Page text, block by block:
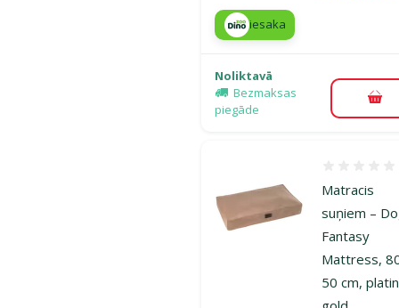
iesaka
Noliktavā
Bezmaksas
piegāde
Matracis
suņiem –
Fantasy
Mattress,
50 cm,